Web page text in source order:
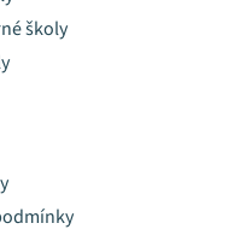
školy